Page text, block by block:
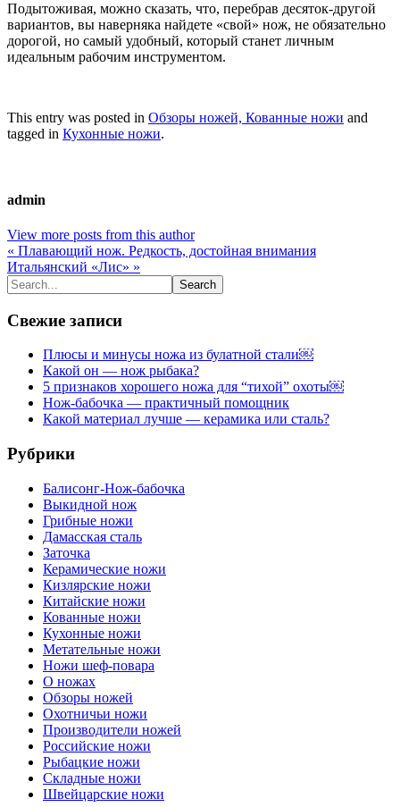
Подытоживая, можно сказать, что, перебрав десяток-другой
вариантов, вы наверняка найдете «свой» нож, не обязательно
дорогой, но самый удобный, который станет личным
идеальным рабочим инструментом.
This entry was posted in Обзоры ножей, Кованные ножи and
tagged in Кухонные ножи.
admin
View more posts from this author
« Плавающий нож. Редкость, достойная внимания
Итальянский «Лис» »
Свежие записи
Плюсы и минусы ножа из булатной стали￼
Какой он — нож рыбака?
5 признаков хорошего ножа для “тихой” охоты￼
Нож-бабочка — практичный помощник
Какой материал лучше — керамика или сталь?
Рубрики
Балисонг-Нож-бабочка
Выкидной нож
Грибные ножи
Дамасская сталь
Заточка
Керамические ножи
Кизлярские ножи
Китайские ножи
Кованные ножи
Кухонные ножи
Метательные ножи
Ножи шеф-повара
О ножах
Обзоры ножей
Охотничьи ножи
Производители ножей
Российские ножи
Рыбацкие ножи
Складные ножи
Швейцарские ножи